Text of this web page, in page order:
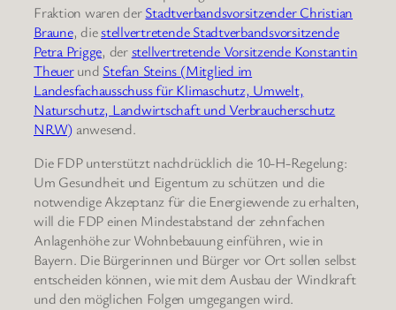
Fraktion waren derStadtverbandsvorsitzender Christian
Braune, diestellvertretende Stadtverbandsvorsitzende
Petra Prigge, derstellvertretende Vorsitzende Konstantin
Theuerund Stefan Steins (Mitglied im
Landesfachausschuss für Klimaschutz, Umwelt,
Naturschutz, Landwirtschaft und Verbraucherschutz
NRW) anwesend.
Die FDP unterstützt nachdrücklich die 10-H-Regelung:
Um Gesundheit und Eigentum zu schützen und die
notwendige Akzeptanz für die Energiewende zu erhalten,
will die FDP einen Mindestabstand der zehnfachen
Anlagenhöhe zur Wohnbebauung einführen, wie in
Bayern. Die Bürgerinnen und Bürger vor Ort sollen selbst
entscheiden können, wie mit dem Ausbau der Windkraft
und den möglichen Folgen umgegangen wird.